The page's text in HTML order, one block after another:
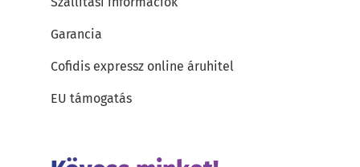
Garancia
Cofidis expressz online áruhitel
EU támogatás